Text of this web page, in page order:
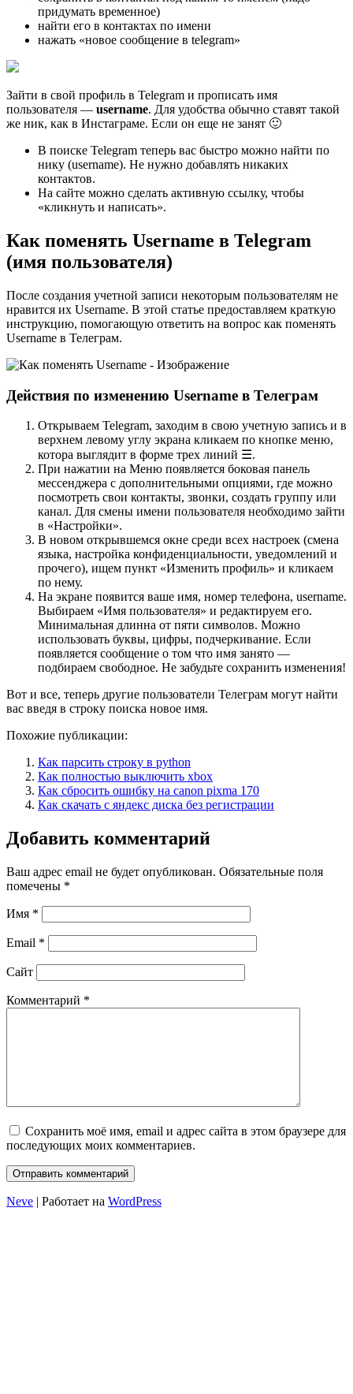
придумать временное)
найти его в контактах по имени
нажать «новое сообщение в telegram»
Зайти в свой профиль в Telegram и прописать имя
пользователя — username. Для удобства обычно ставят такой
же ник, как в Инстаграме. Если он еще не занят 🙂
В поиске Telegram теперь вас быстро можно найти по
нику (username). Не нужно добавлять никаких
контактов.
На сайте можно сделать активную ссылку, чтобы
«кликнуть и написать».
Как поменять Username в Telegram
(имя пользователя)
После создания учетной записи некоторым пользователям не
нравится их Username. В этой статье предоставляем краткую
инструкцию, помогающую ответить на вопрос как поменять
Username в Телеграм.
Действия по изменению Username в Телеграм
Открываем Telegram, заходим в свою учетную запись и в
верхнем левому углу экрана кликаем по кнопке меню,
котора выглядит в форме трех линий ☰.
При нажатии на Меню появляется боковая панель
мессенджера с дополнительными опциями, где можно
посмотреть свои контакты, звонки, создать группу или
канал. Для смены имени пользователя необходимо зайти
в «Настройки».
В новом открывшемся окне среди всех настроек (смена
языка, настройка конфиденциальности, уведомлений и
прочего), ищем пункт «Изменить профиль» и кликаем
по нему.
На экране появится ваше имя, номер телефона, username.
Выбираем «Имя пользователя» и редактируем его.
Минимальная длинна от пяти символов. Можно
использовать буквы, цифры, подчеркивание. Если
появляется сообщение о том что имя занято —
подбираем свободное. Не забудьте сохранить изменения!
Вот и все, теперь другие пользователи Телеграм могут найти
вас введя в строку поиска новое имя.
Похожие публикации:
Как парсить строку в python
Как полностью выключить xbox
Как сбросить ошибку на canon pixma 170
Как скачать с яндекс диска без регистрации
Добавить комментарий
Ваш адрес email не будет опубликован. Обязательные поля
помечены *
Имя *
Email *
Сайт
Комментарий *
Сохранить моё имя, email и адрес сайта в этом браузере для
последующих моих комментариев.
Neve | Работает на WordPress